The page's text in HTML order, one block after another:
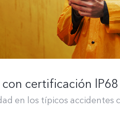
certificación lP68
en los típicos accidentes